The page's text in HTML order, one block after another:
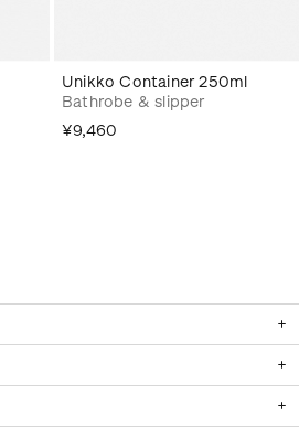
Unikko Container 250ml
Bathrobe & slipper
¥9,460